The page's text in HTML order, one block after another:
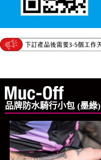
品牌防水騎行小包 (墨綠)